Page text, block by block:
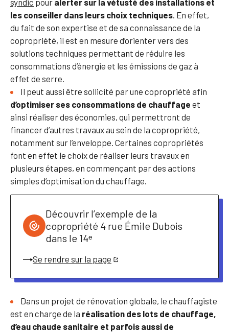
les conseiller dans leurs choix techniques . En effet,
du fait de son expertise et de sa connaissance de la
copropriété, il est en mesure d’orienter vers des
solutions techniques permettant de réduire les
consommations d’énergie et les émissions de gaz à
effet de serre.
Il peut aussi être sollicité par une copropriété afin
d’optimiser ses consommations de chauffage et
ainsi réaliser des économies, qui permettront de
financer d’autres travaux au sein de la copropriété,
notamment sur l’enveloppe. Certaines copropriétés
font en effet le choix de réaliser leurs travaux en
plusieurs étapes, en commençant par des actions
simples d’optimisation du chauffage.
Découvrir l’exemple de la
copropriété 4 rue Émile Dubois
dans le 14ᵉ
Se rendre sur la page
Dans un projet de rénovation globale, le chauffagiste
est en charge de la réalisation des lots de chauffage,
d’eau chaude sanitaire et parfois aussi de